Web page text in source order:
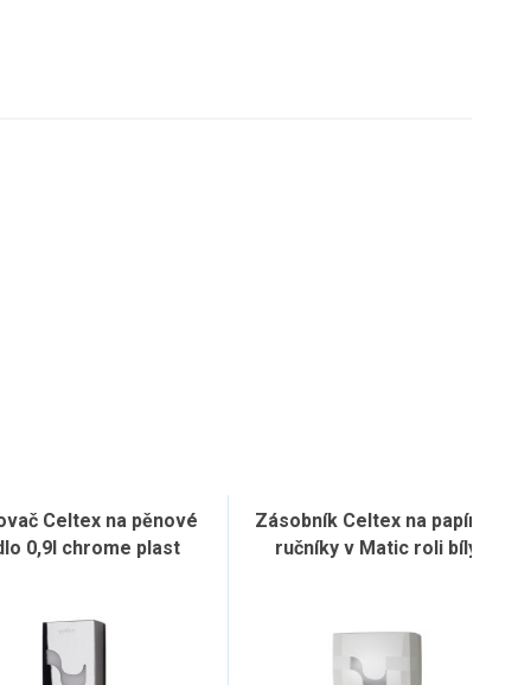
Celtex na pěnové
0,9l chrome plast
Zásobník Celtex na papírové
ručníky v Matic roli bílý -